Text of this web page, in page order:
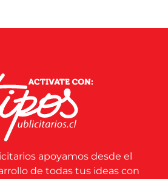
apoyamos desde el
de todas tus ideas con